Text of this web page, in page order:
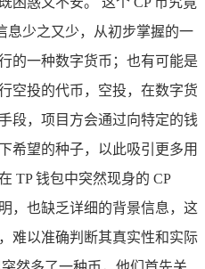
息少之又少，从初步掌握的一
的一种数字货币；也有可能是
空投的代币，空投，在数字货
段，项目方会通过向特定的钱
希望的种子，以此吸引更多用
TP 钱包中突然现身的 CP
，也缺乏详细的背景信息，这
难以准确判断其真实性和实际